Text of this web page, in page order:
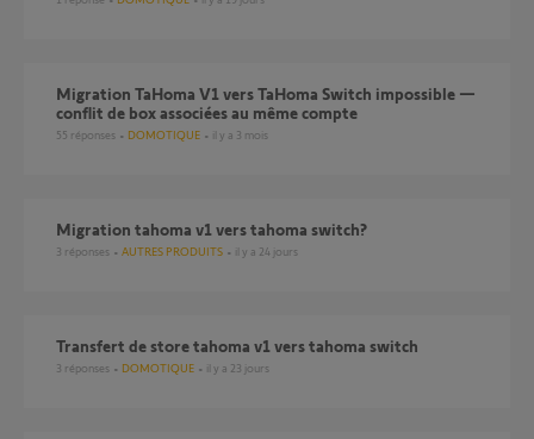
Migration TaHoma V1 vers TaHoma Switch impossible —
conflit de box associées au même compte
55 réponses DOMOTIQUE il y a 3 mois
Migration tahoma v1 vers tahoma switch?
3 réponses AUTRES PRODUITS il y a 24 jours
Transfert de store tahoma v1 vers tahoma switch
3 réponses DOMOTIQUE il y a 23 jours